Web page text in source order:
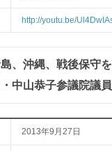
http://youtu.be/
、沖縄、戦後保守
中山恭子参議院議
2013年9月27日